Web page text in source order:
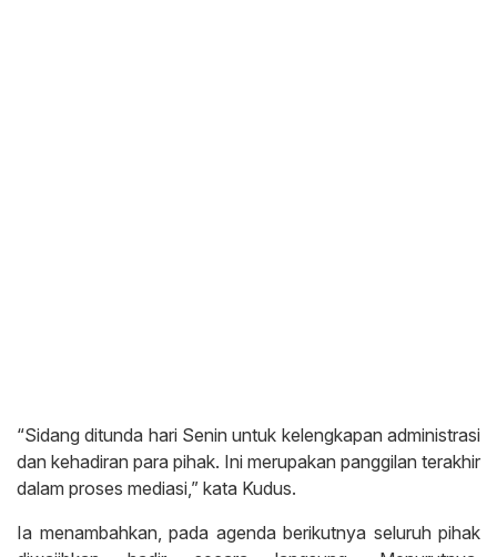
“Sidang ditunda hari Senin untuk kelengkapan administrasi
dan kehadiran para pihak. Ini merupakan panggilan terakhir
dalam proses mediasi,” kata Kudus.
Ia menambahkan, pada agenda berikutnya seluruh pihak